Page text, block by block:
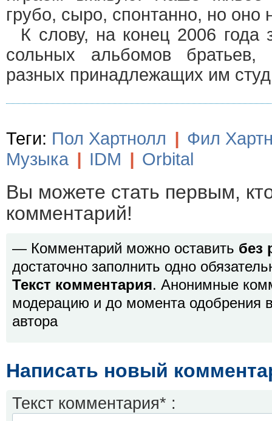
грубо, сыро, спонтанно, но оно
К слову, на конец 2006 года
сольных альбомов
разных принадлежащих им
Теги: Пол Хартнолл | Фил
Музыка | IDM | Orbital
Вы можете стать первым,
комментарий!
— Комментарий можно оставить без
достаточно заполнить одно
Текст комментария. Анонимные
модерацию и до момента одобрения
автора
Написать новый
Текст комментария* :